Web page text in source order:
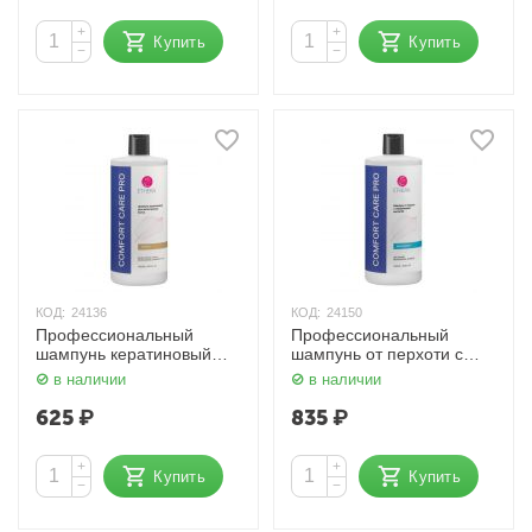
+
−
Купить
+
−
Купить
КОД: 24136
Профессиональный
шампунь кератиновый
для непослушных волос
в наличии
625₽
+
−
Купить
КОД: 24150
Профессиональный
шампунь от перхоти с
гиалуроновой кислотой
в наличии
835₽
+
−
Купить